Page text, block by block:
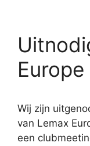
Wij zijn
van Lemax
een